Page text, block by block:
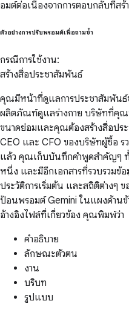
อมต์ต่อเนื่องจากการตอบกลับที่สร้
ตัวอย่างการปรับพรอมต์เพื่อถามซ้ำ
กรณีการใช้งาน:
สร้างสื่อประชาสัมพันธ์
คุณมีหน้าที่ดูแลการประชาสัมพัน
ผลิตภัณฑ์ดูแลร่างกาย บริษัทที่คุณ
ขนาดย่อมและคุณต้องสร้างสื่อป
CEO และ CFO ของบริษัทผู้ซื้อ
แล้ว คุณเก็บบันทึกคำพูดสำคัญๆ
หนึ่ง และมีอีกเอกสารที่รวบรวม
ประวัติการเริ่มต้น และสถิติต่างๆ
ป้อนพรอมต์ Gemini ในแผงด้าน
อ้างอิงไฟล์ที่เกี่ยวข้อง คุณพิมพ์ว่า
คำอธิบาย
ลักษณะตัวตน
งาน
บริบท
รูปแบบ